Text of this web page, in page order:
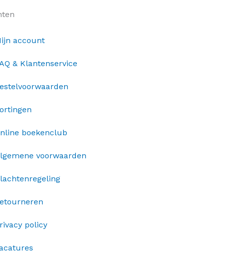
account
& Klantenservice
boekenclub
voorwaarden
policy